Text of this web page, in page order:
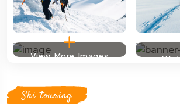
View More Images
Ski touring